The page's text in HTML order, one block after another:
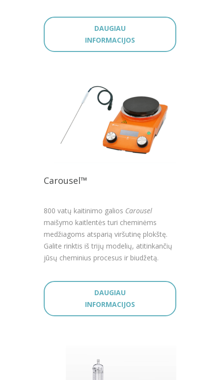
DAUGIAU
INFORMACIJOS
Carousel™
800 vatų kaitinimo galios Carousel
maišymo kaitlentės turi cheminėms
medžiagoms atsparią viršutinę plokštę.
Galite rinktis iš trijų modelių, atitinkančių
jūsų cheminius procesus ir biudžetą.
DAUGIAU
INFORMACIJOS